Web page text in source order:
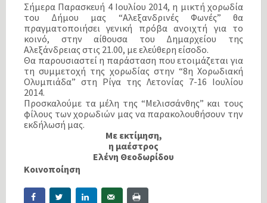
Σήμερα Παρασκευή 4 Ιουλίου 2014, η μικτή χορωδία
του Δήμου μας “Αλεξανδρινές Φωνές” θα
πραγματοποιήσει γενική πρόβα ανοιχτή για το
κοινό, στην αίθουσα του Δημαρχείου της
Αλεξάνδρειας στις 21.00, με ελεύθερη είσοδο.
Θα παρουσιαστεί η παράσταση που ετοιμάζεται για
τη συμμετοχή της χορωδίας στην “8η Χορωδιακή
Ολυμπιάδα” στη Ρίγα της Λετονίας 7-16 Ιουλίου
2014.
Προσκαλούμε τα μέλη της “Μελισσάνθης” και τους
φίλους των χορωδιών μας να παρακολουθήσουν την
εκδήλωσή μας.
Με εκτίμηση,
η μαέστρος
Ελένη Θεοδωρίδου
Κοινοποίηση